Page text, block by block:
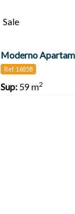
Sale
Ref. 16858
Sup: 59 m2